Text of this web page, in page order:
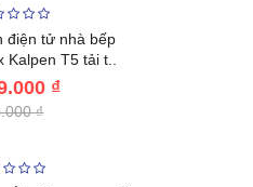
điện tử nhà bếp
Kalpen T5 tải t..
₫
₫